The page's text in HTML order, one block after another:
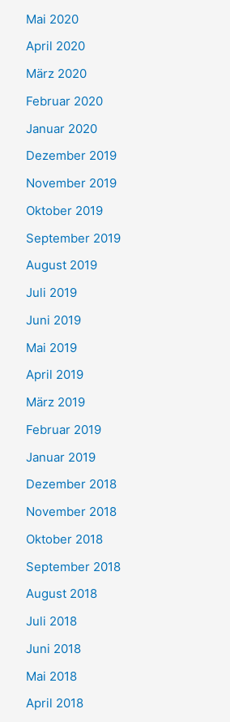
Mai 2020
April 2020
März 2020
Februar 2020
Januar 2020
Dezember 2019
November 2019
Oktober 2019
September 2019
August 2019
Juli 2019
Juni 2019
Mai 2019
April 2019
März 2019
Februar 2019
Januar 2019
Dezember 2018
November 2018
Oktober 2018
September 2018
August 2018
Juli 2018
Juni 2018
Mai 2018
April 2018